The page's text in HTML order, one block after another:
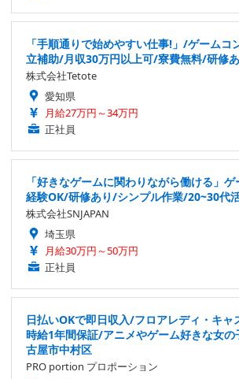
「手順通りで始めやすい仕事!」/ゲームコ
立補助/月収30万円以上可/寮費無料/研修
株式会社Tetote
愛知県
月給27万円～34万円
正社員
「好きなゲームに関わりながら働ける」
経験OK/研修あり/シンプル作業/20~30代
株式会社SNJAPAN
埼玉県
月給30万円～50万円
正社員
日払いOKで即日収入/フロアレディ・キャ
時給1年間保証/アニメやゲーム好きな女
古屋市中村区
PRO portion プロポーション